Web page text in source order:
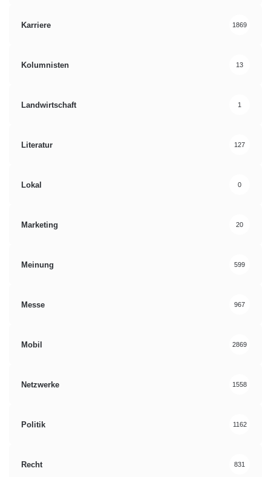
Karriere 1869
Kolumnisten 13
Landwirtschaft 1
Literatur 127
Lokal 0
Marketing 20
Meinung 599
Messe 967
Mobil 2869
Netzwerke 1558
Politik 1162
Recht 831